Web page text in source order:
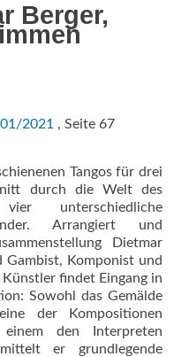
Berger,
2021 , Seite 67
Tangos für drei
durch die Welt des
unterschiedliche
Arrangiert und
Dietmar
Gambist, Komponist und
findet Eingang in
Sowohl das Gemälde
der Kompositionen
den Interpreten
er grundlegende